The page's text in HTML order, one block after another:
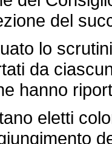
del
lo
da
hanno
eletti